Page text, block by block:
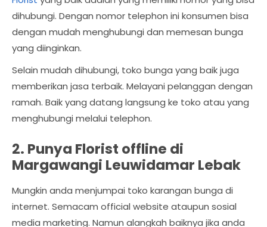
dihubungi. Dengan nomor telephon ini konsumen bisa
dengan mudah menghubungi dan memesan bunga
yang diinginkan.
Selain mudah dihubungi, toko bunga yang baik juga
memberikan jasa terbaik. Melayani pelanggan dengan
ramah. Baik yang datang langsung ke toko atau yang
menghubungi melalui telephon.
2. Punya Florist offline di
Margawangi Leuwidamar Lebak
Mungkin anda menjumpai toko karangan bunga di
internet. Semacam official website ataupun sosial
media marketing. Namun alangkah baiknya jika anda